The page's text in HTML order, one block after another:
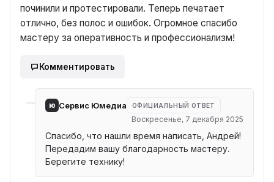
починили и протестировали. Теперь печатает
отлично, без полос и ошибок. Огромное спасибо
мастеру за оперативность и профессионализм!
Комментировать
ю Сервис Юмедиа ОФИЦИАЛЬНЫЙ ОТВЕТ
Воскресенье, 7 декабря 2025
Спасибо, что нашли время написать, Андрей!
Передадим вашу благодарность мастеру.
Берегите технику!